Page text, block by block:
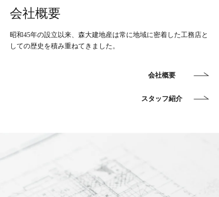
会社概要
昭和45年の設立以来、森大建地産は常に地域に密着した工務店と
しての歴史を積み重ねてきました。
会社概要
スタッフ紹介